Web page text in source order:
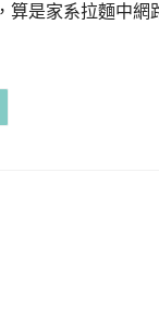
算是家系拉麵中